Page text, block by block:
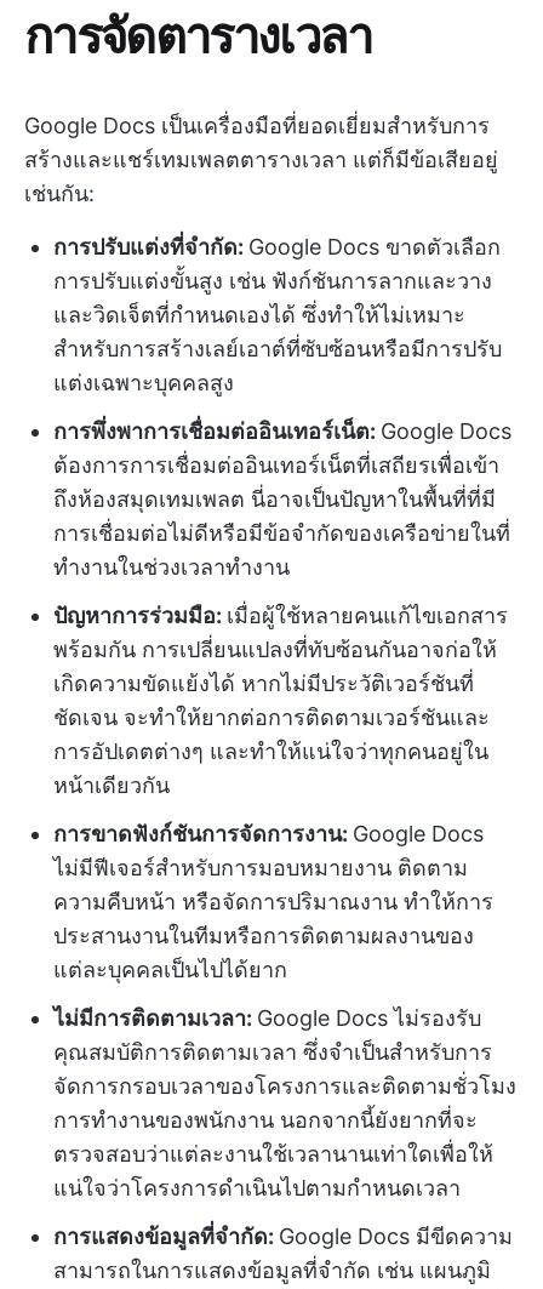
การจัดตารางเวลา
Google Docs เป็นเครื่องมือที่ยอดเยี่ยมสำหรับการ
สร้างและแชร์เทมเพลตตารางเวลา แต่ก็มีข้อเสียอยู่
เช่นกัน:
การปรับแต่งที่จำกัด: Google Docs ขาดตัวเลือก
การปรับแต่งขั้นสูง เช่น ฟังก์ชันการลากและวาง
และวิดเจ็ตที่กำหนดเองได้ ซึ่งทำให้ไม่เหมาะ
สำหรับการสร้างเลย์เอาต์ที่ซับซ้อนหรือมีการปรับ
แต่งเฉพาะบุคคลสูง
การพึ่งพาการเชื่อมต่ออินเทอร์เน็ต: Google Docs
ต้องการการเชื่อมต่ออินเทอร์เน็ตที่เสถียรเพื่อเข้า
ถึงห้องสมุดเทมเพลต นี่อาจเป็นปัญหาในพื้นที่ที่มี
การเชื่อมต่อไม่ดีหรือมีข้อจำกัดของเครือข่ายในที่
ทำงานในช่วงเวลาทำงาน
ปัญหาการร่วมมือ: เมื่อผู้ใช้หลายคนแก้ไขเอกสาร
พร้อมกัน การเปลี่ยนแปลงที่ทับซ้อนกันอาจก่อให้
เกิดความขัดแย้งได้ หากไม่มีประวัติเวอร์ชันที่
ชัดเจน จะทำให้ยากต่อการติดตามเวอร์ชันและ
การอัปเดตต่างๆ และทำให้แน่ใจว่าทุกคนอยู่ใน
หน้าเดียวกัน
การขาดฟังก์ชันการจัดการงาน: Google Docs
ไม่มีฟีเจอร์สำหรับการมอบหมายงาน ติดตาม
ความคืบหน้า หรือจัดการปริมาณงาน ทำให้การ
ประสานงานในทีมหรือการติดตามผลงานของ
แต่ละบุคคลเป็นไปได้ยาก
ไม่มีการติดตามเวลา: Google Docs ไม่รองรับ
คุณสมบัติการติดตามเวลา ซึ่งจำเป็นสำหรับการ
จัดการกรอบเวลาของโครงการและติดตามชั่วโมง
การทำงานของพนักงาน นอกจากนี้ยังยากที่จะ
ตรวจสอบว่าแต่ละงานใช้เวลานานเท่าใดเพื่อให้
แน่ใจว่าโครงการดำเนินไปตามกำหนดเวลา
การแสดงข้อมูลที่จำกัด: Google Docs มีขีดความ
สามารถในการแสดงข้อมูลที่จำกัด เช่น แผนภูมิ